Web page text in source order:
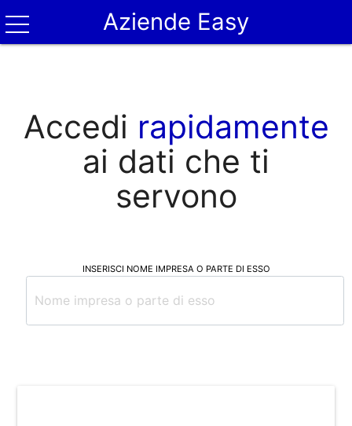
Aziende Easy
Accedi rapidamente
ai dati che ti
servono
INSERISCI NOME IMPRESA O PARTE DI ESSO